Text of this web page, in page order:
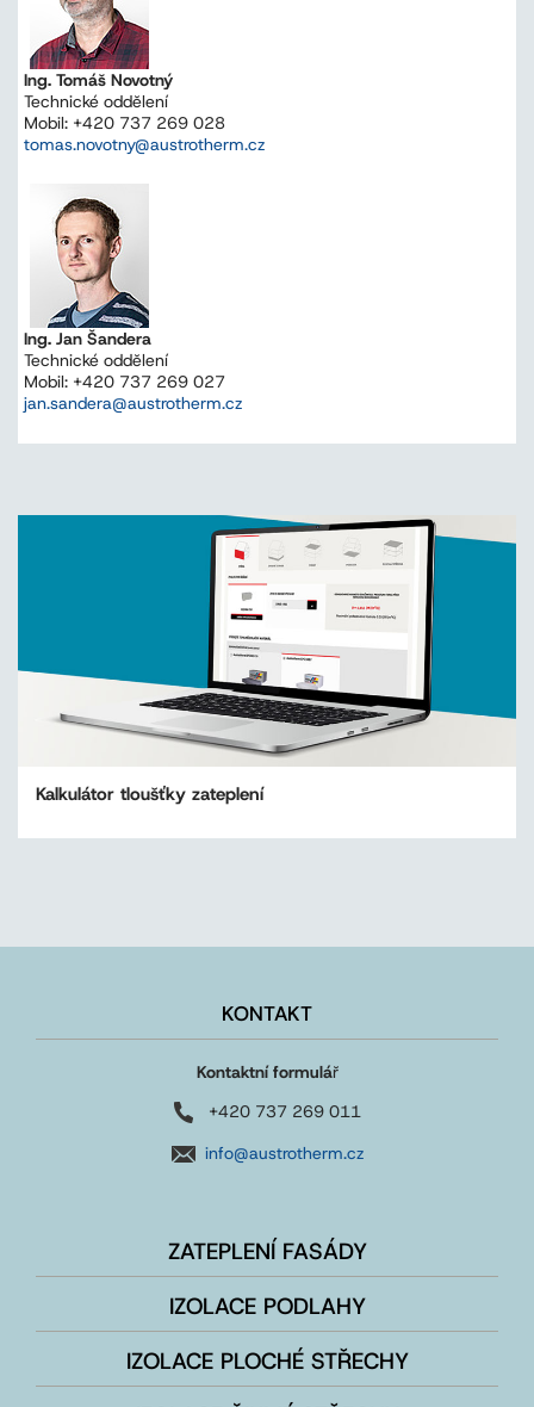
Ing. Tomáš Novotný
Technické oddělení
Mobil: +420 737 269 028
tomas.novotny@austrotherm.cz
Ing. Jan Šandera
Technické oddělení
Mobil: +420 737 269 027
jan.sandera@austrotherm.cz
Kalkulátor tloušťky zateplení
KONTAKT
Kontaktní formulář
+420 737 269 011
info@austrotherm.cz
ZATEPLENÍ FASÁDY
IZOLACE PODLAHY
IZOLACE PLOCHÉ STŘECHY